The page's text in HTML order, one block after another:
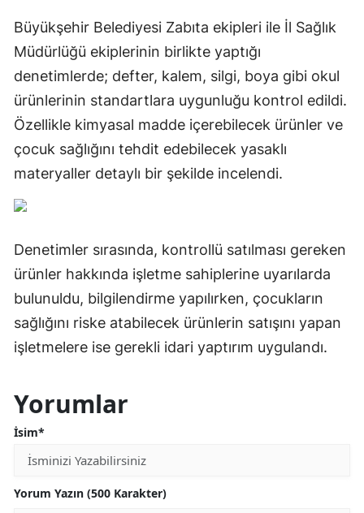
Büyükşehir Belediyesi Zabıta ekipleri ile İl Sağlık
Müdürlüğü ekiplerinin birlikte yaptığı
denetimlerde; defter, kalem, silgi, boya gibi okul
ürünlerinin standartlara uygunluğu kontrol edildi.
Özellikle kimyasal madde içerebilecek ürünler ve
çocuk sağlığını tehdit edebilecek yasaklı
materyaller detaylı bir şekilde incelendi.
Denetimler sırasında, kontrollü satılması gereken
ürünler hakkında işletme sahiplerine uyarılarda
bulunuldu, bilgilendirme yapılırken, çocukların
sağlığını riske atabilecek ürünlerin satışını yapan
işletmelere ise gerekli idari yaptırım uygulandı.
Yorumlar
İsim*
Yorum Yazın (500 Karakter)